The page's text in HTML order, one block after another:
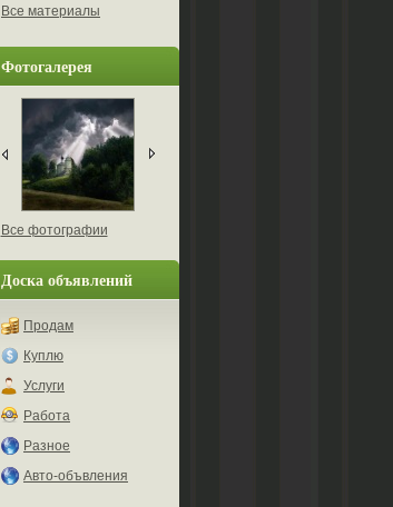
Все материалы
Фотогалерея
Все фотографии
Доска объявлений
Продам
Куплю
Услуги
Работа
Разное
Авто-объвления